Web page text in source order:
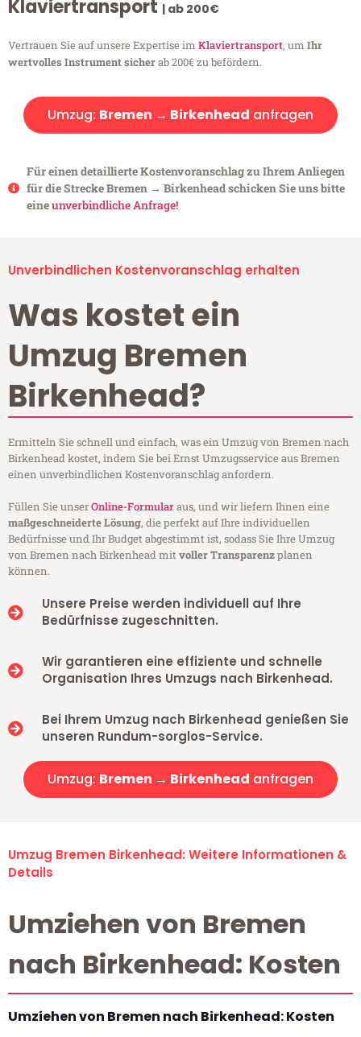
Klaviertransport | ab 200€
Vertrauen Sie auf unsere Expertise im Klaviertransport, um Ihr
wertvolles Instrument sicherab 200€ zu befördern.
Umzug: Bremen → Birkenhead anfragen
Für einen detaillierte Kostenvoranschlag zu Ihrem Anliegen
für die Strecke Bremen → Birkenhead schicken Sie uns bitte
eineunverbindliche Anfrage!
Unverbindlichen Kostenvoranschlag erhalten
Was kostet ein
Umzug Bremen
Birkenhead?
Ermitteln Sie schnell und einfach, was ein Umzug von Bremen nach
Birkenhead kostet, indem Sie bei Ernst Umzugsservice aus Bremen
einen unverbindlichen Kostenvoranschlag anfordern.
Füllen Sie unserOnline-Formularaus, und wir liefern Ihnen eine
maßgeschneiderte Lösung, die perfekt auf Ihre individuellen
Bedürfnisse und Ihr Budget abgestimmt ist, sodass Sie Ihre Umzug
von Bremen nach Birkenhead mitvoller Transparenzplanen
können.
Unsere Preise werden individuell auf Ihre
Bedürfnisse zugeschnitten.
Wir garantieren eine effiziente und schnelle
Organisation Ihres Umzugs nach Birkenhead.
Bei Ihrem Umzug nach Birkenhead genießen Sie
unseren Rundum-sorglos-Service.
Umzug: Bremen → Birkenhead anfragen
Umzug Bremen Birkenhead: Weitere Informationen &
Details
Umziehen von Bremen
nach Birkenhead: Kosten
Umziehen von Bremen nach Birkenhead: Kosten